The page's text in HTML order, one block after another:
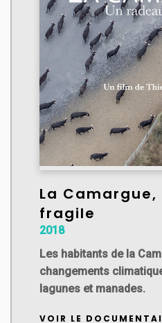
La
fragile
2018
Les habitants de la
changements
lagunes et manades.
VOIR LE